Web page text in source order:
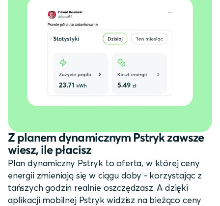
Z planem dynamicznym Pstryk zawsze
wiesz, ile płacisz
Plan dynamiczny Pstryk to oferta, w której ceny
energii zmieniają się w ciągu doby - korzystając z
tańszych godzin realnie oszczędzasz. A dzięki
aplikacji mobilnej Pstryk widzisz na bieżąco ceny